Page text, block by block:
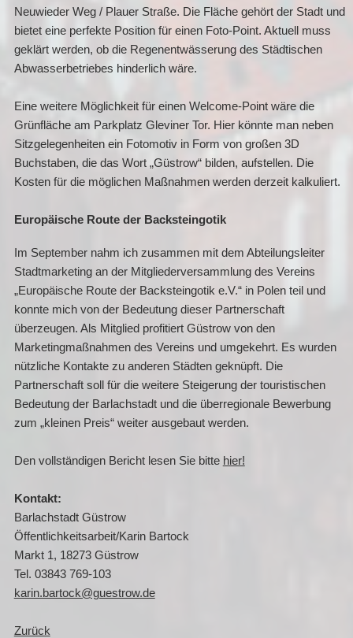
Neuwieder Weg / Plauer Straße. Die Fläche gehört der Stadt und
bietet eine perfekte Position für einen Foto-Point. Aktuell muss
geklärt werden, ob die Regenentwässerung des Städtischen
Abwasserbetriebes hinderlich wäre.
Eine weitere Möglichkeit für einen Welcome-Point wäre die
Grünfläche am Parkplatz Gleviner Tor. Hier könnte man neben
Sitzgelegenheiten ein Fotomotiv in Form von großen 3D
Buchstaben, die das Wort „Güstrow“ bilden, aufstellen. Die
Kosten für die möglichen Maßnahmen werden derzeit kalkuliert.
Europäische Route der Backsteingotik
Im September nahm ich zusammen mit dem Abteilungsleiter
Stadtmarketing an der Mitgliederversammlung des Vereins
„Europäische Route der Backsteingotik e.V.“ in Polen teil und
konnte mich von der Bedeutung dieser Partnerschaft
überzeugen. Als Mitglied profitiert Güstrow von den
Marketingmaßnahmen des Vereins und umgekehrt. Es wurden
nützliche Kontakte zu anderen Städten geknüpft. Die
Partnerschaft soll für die weitere Steigerung der touristischen
Bedeutung der Barlachstadt und die überregionale Bewerbung
zum „kleinen Preis“ weiter ausgebaut werden.
Den vollständigen Bericht lesen Sie bitte hier!
Kontakt:
Barlachstadt Güstrow
Öffentlichkeitsarbeit/Karin Bartock
Markt 1, 18273 Güstrow
Tel. 03843 769-103
karin.bartock@guestrow.de
Zurück